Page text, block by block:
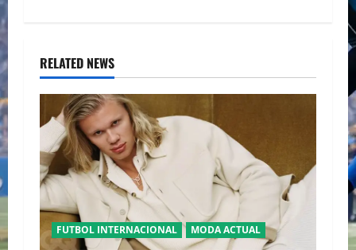
v
i
g
a
t
RELATED NEWS
FUTBOL INTERNACIONAL MODA ACTUAL